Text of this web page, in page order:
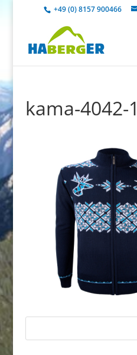
+49 (0) 8157 900466
kama-4042-